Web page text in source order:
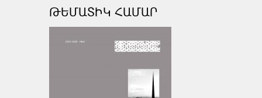
ԹԵՄԱՏԻԿ ՀԱՄԱՐ